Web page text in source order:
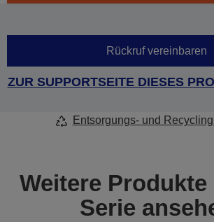
Rückruf vereinbaren
ZUR SUPPORTSEITE DIESES
Entsorgungs- und
Weitere Produkte
Serie